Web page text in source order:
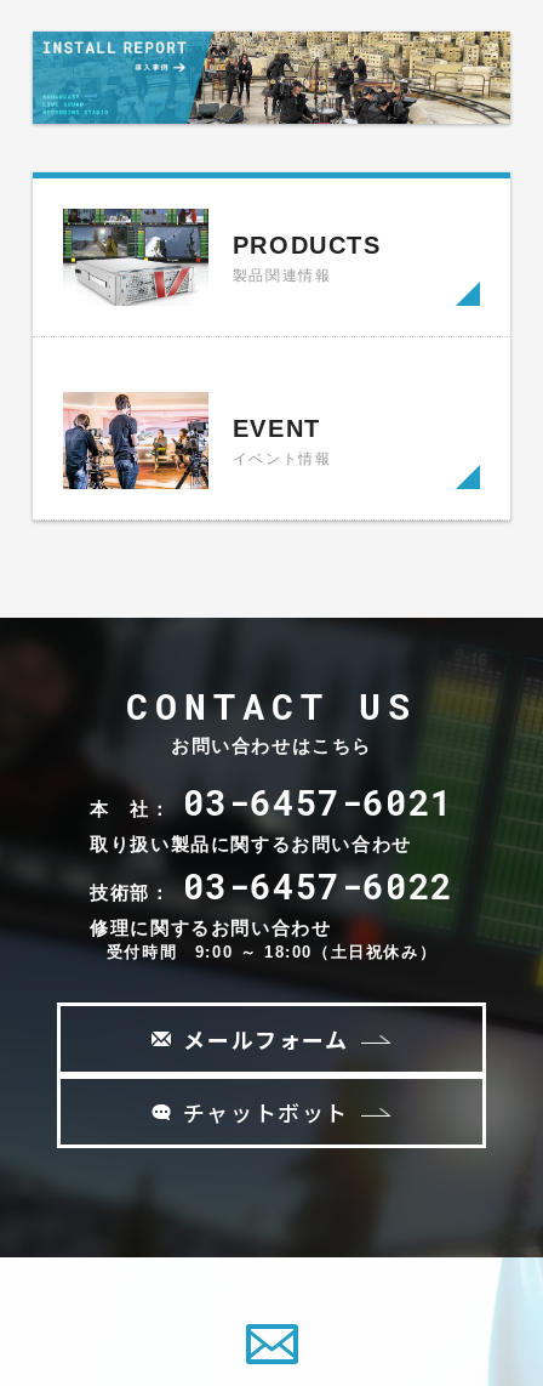
PRODUCTS
製品関連情報
EVENT
イベント情報
CONTACT US
お問い合わせはこちら
本 社： 03-6457-6021
取り扱い製品に関するお問い合わせ
技術部： 03-6457-6022
修理に関するお問い合わせ
受付時間 9:00 ～ 18:00（土日祝休み）
メールフォーム
チャットボット